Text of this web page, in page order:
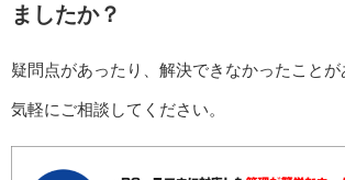
ましたか？
疑問点があったり、解決できなかったこと
気軽にご相談してください。